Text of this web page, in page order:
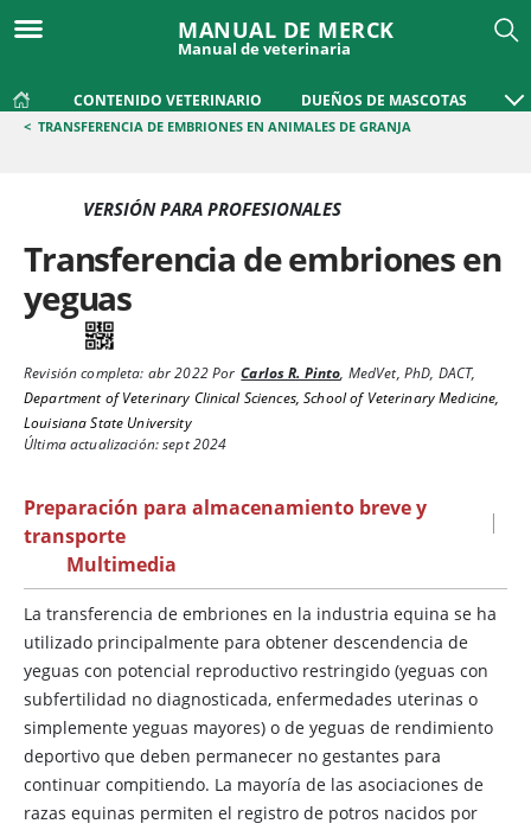
MANUAL DE MERCK
Manual de veterinaria
CONTENIDO VETERINARIO DUEÑOS DE MASCOTAS
< TRANSFERENCIA DE EMBRIONES EN ANIMALES DE GRANJA
VERSIÓN PARA PROFESIONALES
Transferencia de embriones en
yeguas
Revisión completa: abr 2022Por Carlos R. Pinto, MedVet, PhD, DACT,
Department of Veterinary Clinical Sciences, School of Veterinary Medicine,
Louisiana State University
Última actualización: sept 2024
Preparación para almacenamiento breve y
transporte
|
Multimedia
La transferencia de embriones en la industria equina se ha
utilizado principalmente para obtener descendencia de
yeguas con potencial reproductivo restringido (yeguas con
subfertilidad no diagnosticada, enfermedades uterinas o
simplemente yeguas mayores) o de yeguas de rendimiento
deportivo que deben permanecer no gestantes para
continuar compitiendo. La mayoría de las asociaciones de
razas equinas permiten el registro de potros nacidos por